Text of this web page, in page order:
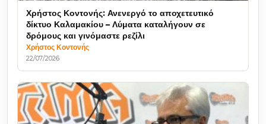
Χρήστος Κοντονής: Ανενεργό το αποχετευτικό
δίκτυο Καλαμακίου – Λύματα καταλήγουν σε
δρόμους και γινόμαστε ρεζίλι
Χρήστος Κοντονής
22/07/2026